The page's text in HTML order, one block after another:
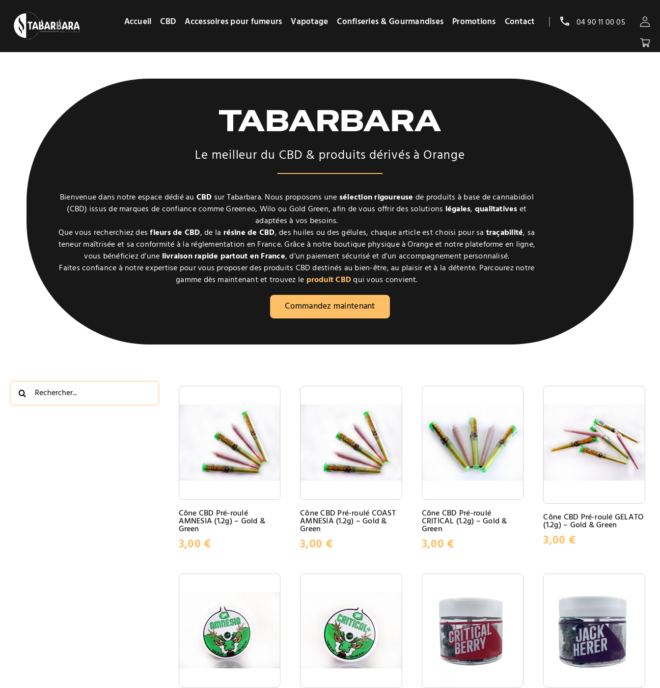
contenu
Accueil CBD Accessoires pour fumeurs Vapotage Confiseries & Gourmandises Promotions Contact 04 90 11 00 05
TABARBARA
Le meilleur du CBD & produits dérivés à Orange
Bienvenue dans notre espace dédié au CBD sur Tabarbara. Nous proposons unesélection rigoureuse de produits à base de cannabidiol
(CBD) issus de marques de confiance comme Greeneo, Wilo ou Gold Green, afin de vous offrir des solutions légales, qualitativeset
adaptées à vos besoins.
Que vous recherchiez desfleurs de CBD, de la résine de CBD, des huiles ou des gélules, chaque article est choisi pour sa traçabilité, sa
teneur maîtrisée et sa conformité à la réglementation en France. Grâce à notre boutique physique à Orange et notre plateforme en ligne,
vous bénéficiez d’une livraison rapide partout en France, d’un paiement sécurisé et d’un accompagnement personnalisé.
Faites confiance à notre expertise pour vous proposer des produits CBD destinés au bien-être, au plaisir et à la détente. Parcourez notre
gamme dès maintenant et trouvez le produit CBDqui vous convient.
Commandez maintenant
Rechercher:
Cône CBD Pré-roulé
AMNESIA (1.2g) – Gold &
Green
3,00 €
Cône CBD Pré-roulé COAST
AMNESIA (1.2g) – Gold &
Green
3,00 €
Cône CBD Pré-roulé
CRITICAL (1.2g) – Gold &
Green
3,00 €
Cône CBD Pré-roulé GELATO
(1.2g) – Gold & Green
3,00 €